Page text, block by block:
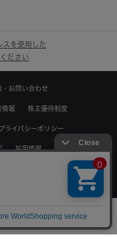
スを使用した
ださい
・お問い合わせ
情報 株主優待制度
ライバシーポリシー
採用情報
rights reserved.